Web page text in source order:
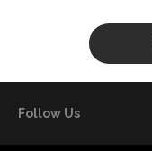
Follow Us